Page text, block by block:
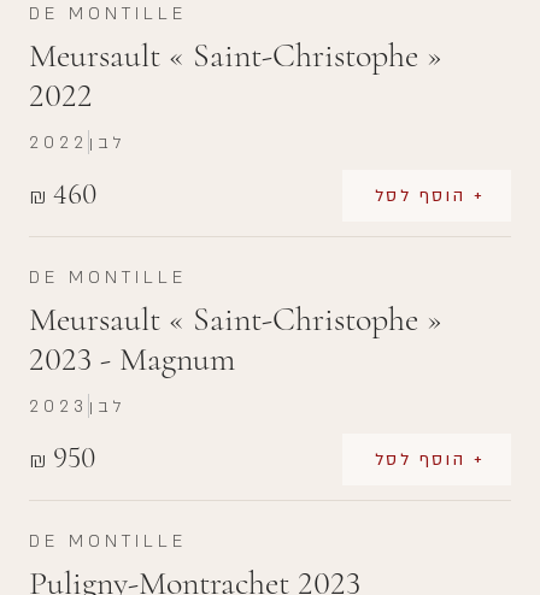
DE MONTILLE
Meursault « Saint-Christophe »
2022
₪ 460 + הוסף לסל
2022 לבן
DE MONTILLE
Meursault « Saint-Christophe »
2023 - Magnum
₪ 950 + הוסף לסל
2023 לבן
DE MONTILLE
Puligny-Montrachet 2023